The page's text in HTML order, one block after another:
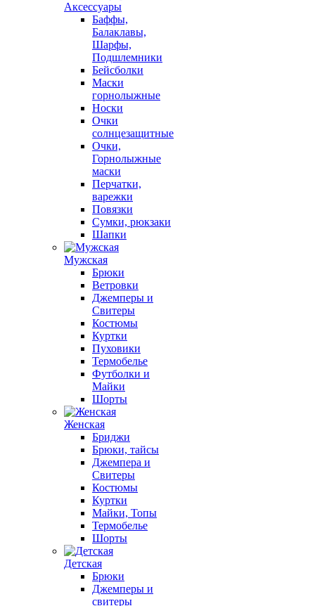
Аксессуары
Баффы,
Балаклавы,
Шарфы,
Подшлемники
Бейсболки
Маски
горнолыжные
Носки
Очки
солнцезащитные
Очки,
Горнолыжные
маски
Перчатки,
варежки
Повязки
Сумки, рюкзаки
Шапки
Мужская
Брюки
Ветровки
Джемперы и
Свитеры
Костюмы
Куртки
Пуховики
Термобелье
Футболки и
Майки
Шорты
Женская
Бриджи
Брюки, тайсы
Джемпера и
Свитеры
Костюмы
Куртки
Майки, Топы
Термобелье
Шорты
Детская
Брюки
Джемперы и
свитеры